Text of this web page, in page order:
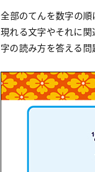
全部のてんを数字の順
現れる文字やそれに
字の読み方を答える問